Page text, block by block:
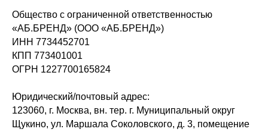
Общество с ограниченной ответственностью
«АБ.БРЕНД» (ООО «АБ.БРЕНД»)
ИНН 7734452701
КПП 773401001
ОГРН 1227700165824
Юридический/почтовый адрес:
123060, г. Москва, вн. тер. г. Муниципальный округ
Щукино, ул. Маршала Соколовского, д. 3, помещение